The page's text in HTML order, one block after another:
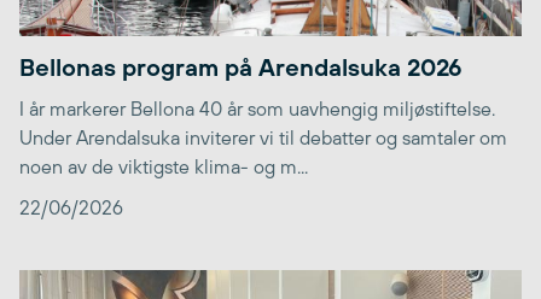
Bellonas program på Arendalsuka 2026
I år markerer Bellona 40 år som uavhengig miljøstiftelse.
Under Arendalsuka inviterer vi til debatter og samtaler om
noen av de viktigste klima- og m...
22/06/2026